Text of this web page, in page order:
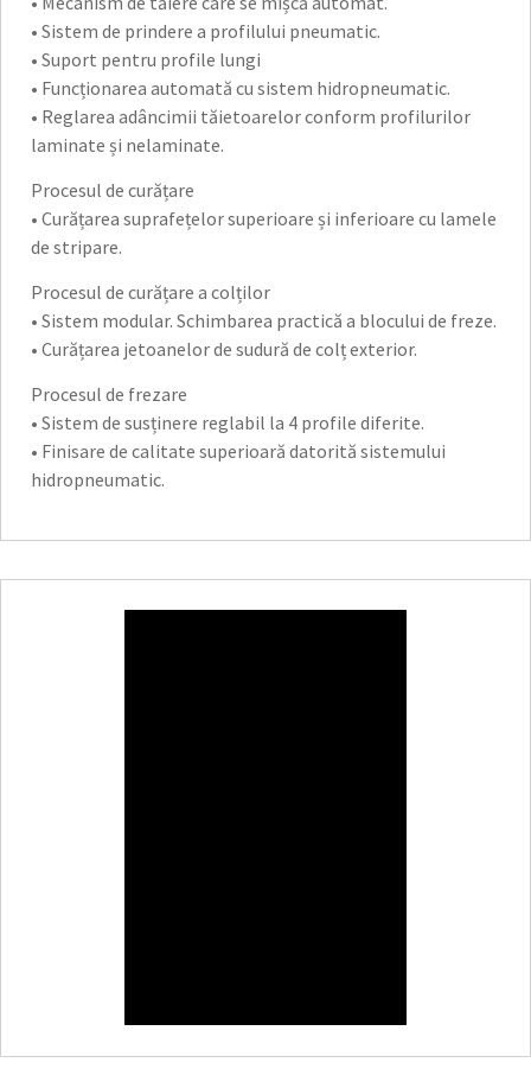
• Sistem de prindere a profilului pneumatic.
• Suport pentru profile lungi
• Funcționarea automată cu sistem hidropneumatic.
• Reglarea adâncimii tăietoarelor conform profilurilor
laminate și nelaminate.
Procesul de curățare
• Curățarea suprafețelor superioare și inferioare cu lamele
de stripare.
Procesul de curățare a colților
• Sistem modular. Schimbarea practică a blocului de freze.
• Curățarea jetoanelor de sudură de colț exterior.
Procesul de frezare
• Sistem de susținere reglabil la 4 profile diferite.
• Finisare de calitate superioară datorită sistemului
hidropneumatic.